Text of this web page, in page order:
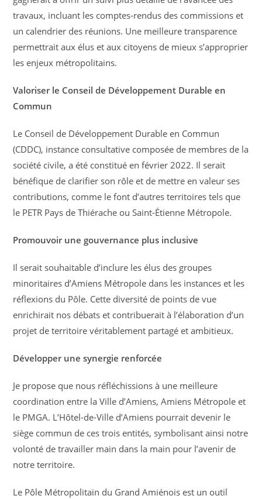
travaux, incluant les comptes-rendus des commissions et
un calendrier des réunions. Une meilleure transparence
permettrait aux élus et aux citoyens de mieux s’approprier
les enjeux métropolitains.
Valoriser le Conseil de Développement Durable en
Commun
Le Conseil de Développement Durable en Commun
(CDDC), instance consultative composée de membres de la
société civile, a été constitué en février 2022. Il serait
bénéfique de clarifier son rôle et de mettre en valeur ses
contributions, comme le font d’autres territoires tels que
le PETR Pays de Thiérache ou Saint-Étienne Métropole.
Promouvoir une gouvernance plus inclusive
Il serait souhaitable d’inclure les élus des groupes
minoritaires d’Amiens Métropole dans les instances et les
réflexions du Pôle. Cette diversité de points de vue
enrichirait nos débats et contribuerait à l’élaboration d’un
projet de territoire véritablement partagé et ambitieux.
Développer une synergie renforcée
Je propose que nous réfléchissions à une meilleure
coordination entre la Ville d’Amiens, Amiens Métropole et
le PMGA. L’Hôtel-de-Ville d’Amiens pourrait devenir le
siège commun de ces trois entités, symbolisant ainsi notre
volonté de travailler main dans la main pour l’avenir de
notre territoire.
Le Pôle Métropolitain du Grand Amiénois est un outil